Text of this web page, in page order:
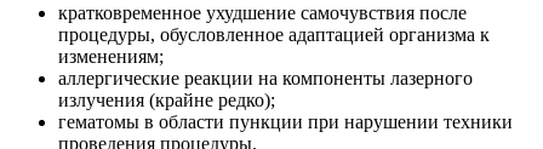
кратковременное ухудшение самочувствия после
процедуры, обусловленное адаптацией организма к
изменениям;
аллергические реакции на компоненты лазерного
излучения (крайне редко);
гематомы в области пункции при нарушении техники
проведения процедуры.